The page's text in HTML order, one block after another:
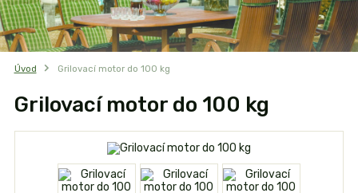
Úvod Grilovací motor do 100 kg
Grilovací motor do 100 kg